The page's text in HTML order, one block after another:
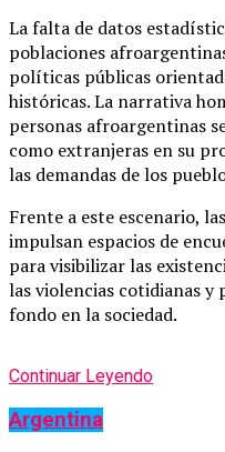
La falta de datos
poblaciones
políticas públicas
históricas. La narrativa
personas afroargentinas
como extranjeras en su
las demandas de los
Frente a este escenario,
impulsan espacios de
para visibilizar las
las violencias cotidianas
fondo en la sociedad.
Continuar Leyendo
Argentina